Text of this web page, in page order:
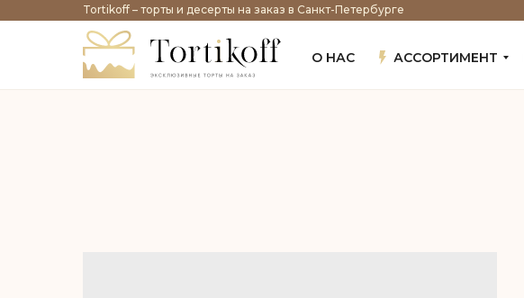
Tortikoff – торты и десерты на заказ в Санкт-Петербурге
О НАС АССОРТИМЕНТ